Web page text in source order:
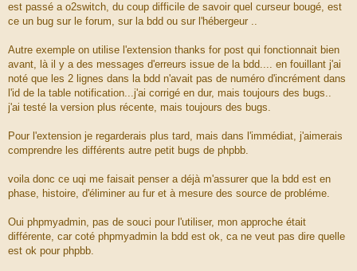
est passé a o2switch, du coup difficile de savoir quel curseur bougé, est
ce un bug sur le forum, sur la bdd ou sur l'hébergeur ..
Autre exemple on utilise l'extension thanks for post qui fonctionnait bien
avant, là il y a des messages d'erreurs issue de la bdd.... en fouillant j'ai
noté que les 2 lignes dans la bdd n'avait pas de numéro d'incrément dans
l'id de la table notification...j'ai corrigé en dur, mais toujours des bugs..
j'ai testé la version plus récente, mais toujours des bugs.
Pour l'extension je regarderais plus tard, mais dans l'immédiat, j'aimerais
comprendre les différents autre petit bugs de phpbb.
voila donc ce uqi me faisait penser a déjà m'assurer que la bdd est en
phase, histoire, d'éliminer au fur et à mesure des source de probléme.
Oui phpmyadmin, pas de souci pour l'utiliser, mon approche était
différente, car coté phpmyadmin la bdd est ok, ca ne veut pas dire quelle
est ok pour phpbb.